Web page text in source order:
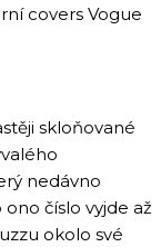
covers Vogue
skloňované
nedávno
ono číslo vyjde až
okolo své